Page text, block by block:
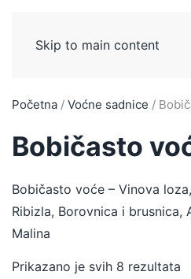
Skip to main content
Početna / Voćne sadnice /
Bobičasto
Bobičasto voće – Vinova
Ribizla, Borovnica i brusnica,
Malina
Prikazano je svih 8 rezultata